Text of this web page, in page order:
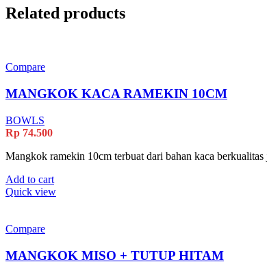
Related products
Compare
MANGKOK KACA RAMEKIN 10CM
BOWLS
Rp 74.500
Mangkok ramekin 10cm terbuat dari bahan kaca
Add to cart
Quick view
Compare
MANGKOK MISO + TUTUP HITAM